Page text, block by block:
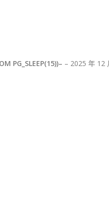
PG_SLEEP(15))– – 2025 年 12